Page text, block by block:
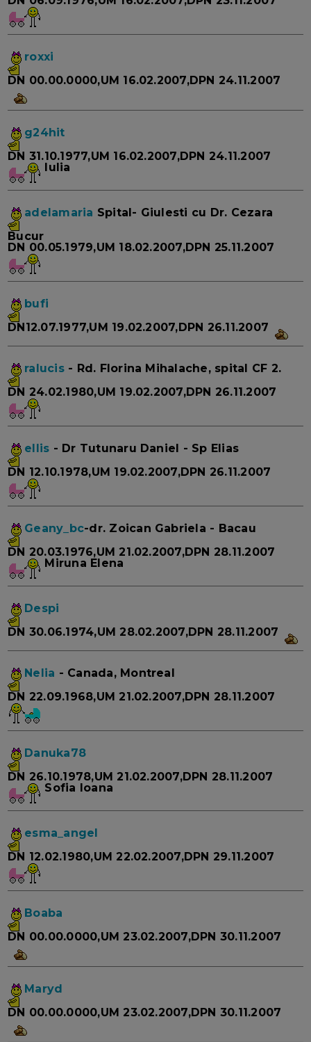
roxxi
DN 00.00.0000,UM 16.02.2007,DPN 24.11.2007
g24hit
DN 31.10.1977,UM 16.02.2007,DPN 24.11.2007
Iulia
adelamaria Spital- Giulesti cu Dr. Cezara
Bucur
DN 00.05.1979,UM 18.02.2007,DPN 25.11.2007
bufi
DN12.07.1977,UM 19.02.2007,DPN 26.11.2007
ralucis- Rd. Florina Mihalache, spital CF 2.
DN 24.02.1980,UM 19.02.2007,DPN 26.11.2007
ellis - Dr Tutunaru Daniel - Sp Elias
DN 12.10.1978,UM 19.02.2007,DPN 26.11.2007
Geany_bc-dr. Zoican Gabriela - Bacau
DN 20.03.1976,UM 21.02.2007,DPN 28.11.2007
Miruna Elena
Despi
DN 30.06.1974,UM 28.02.2007,DPN 28.11.2007
Nelia - Canada, Montreal
DN 22.09.1968,UM 21.02.2007,DPN 28.11.2007
Danuka78
DN 26.10.1978,UM 21.02.2007,DPN 28.11.2007
Sofia Ioana
esma_angel
DN 12.02.1980,UM 22.02.2007,DPN 29.11.2007
Boaba
DN 00.00.0000,UM 23.02.2007,DPN 30.11.2007
Maryd
DN 00.00.0000,UM 23.02.2007,DPN 30.11.2007